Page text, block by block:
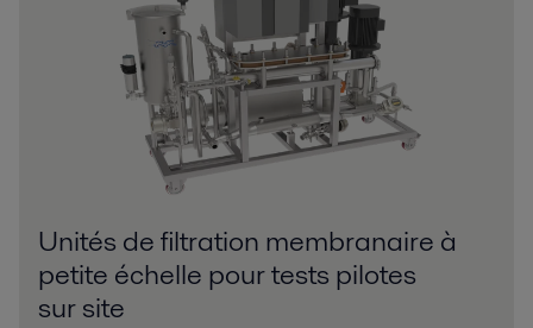
Unités de filtration membranaire à
petite échelle pour tests pilotes
sur site